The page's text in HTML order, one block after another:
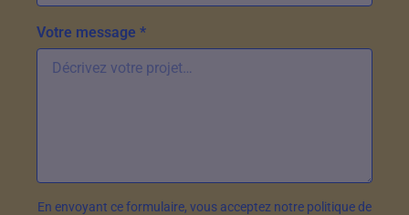
Votre message *
En envoyant ce formulaire, vous acceptez notre politique de